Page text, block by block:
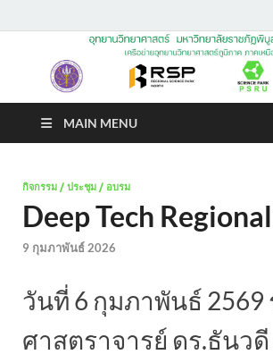
อุทยานวิทยาศา
มหาวิทยาลัยรา
สงคราม
MAIN MENU
กิจกรรม / ประชุม / อบรม
Deep Tech
9 กุมภาพันธ์ 2026
วันที่ 6 กุมภาพันธ์ 2569
ศาสตราจารย์ ดร.ธันว